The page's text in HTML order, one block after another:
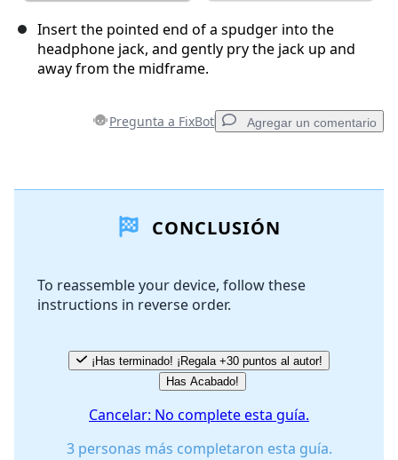
Insert the pointed end of a spudger into the
headphone jack, and gently pry the jack up and
away from the midframe.
Pregunta a FixBot Agregar un comentario
Agregar Comentario
Cancelar
CONCLUSIÓN
To reassemble your device, follow these
instructions in reverse order.
¡Has terminado! ¡Regala +30 puntos al autor!
Has Acabado!
Cancelar: No complete esta guía.
3 personas más completaron esta guía.